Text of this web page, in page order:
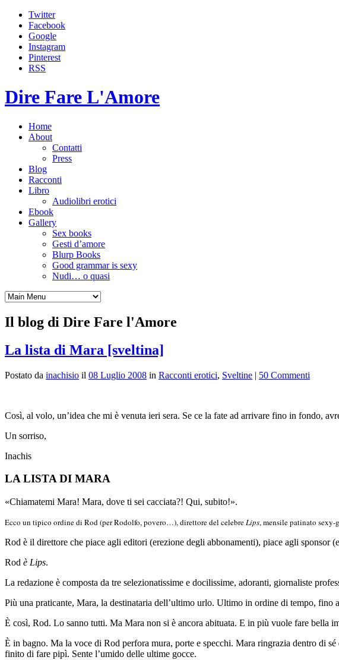
Twitter
Facebook
Google
Instagram
Pinterest
RSS
Dire Fare L'Amore
Home
About
Contatti
Press
Blog
Racconti
Libro
Audiolibri erotici
Ebook
Gallery
Sex books
Gesti d’amore
Blurp Books
Good grammar is sexy
Nudi… o quasi
Il blog di Dire Fare l'Amore
La lista di Mara [sveltina]
Postato da inachisio il 08 Luglio 2008 in Racconti erotici, Sveltine | 50 Commenti
Così, al volo, un’idea che mi è venuta ieri sera. Se ce la fate ad arrivare fino in fondo,
Un sorriso,
Inachis
LA LISTA DI MARA
«Chiamatemi Mara! Mara, dove ti sei cacciata?! Qui, subito!».
Ecco un tipico ordine di Rod (per Rodolfo, povero…), direttore del celebreLips, mensile patinato
Rod è il direttore che piace agli editori (erezione degli abbonamenti), piace agli sponsor
Rod è Lips.
La redazione è composta da tre selezionatissime e docilissime, adoranti, giornaliste
Più una praticante, Mara, la destinataria dell’ultimo urlo. Ultimo in ordine di tempo, fino
È così, Rod. Lo sanno tutti. Ma Mara non si è ancora abituata. E in più vuole fare bella
È in bagno. Ma la voce di Rod perfora mura, porte e specchi. Mara ringrazia dentro di
finito di fare pipì. Sente l’umido delle ultime gocce.